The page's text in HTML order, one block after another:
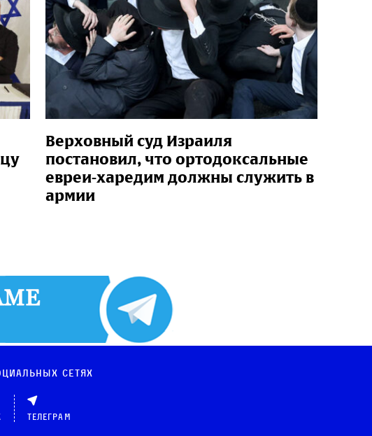
Верховный суд Израиля
постановил, что ортодоксальные
евреи-харедим должны служить в
армии
сетях
Телеграм